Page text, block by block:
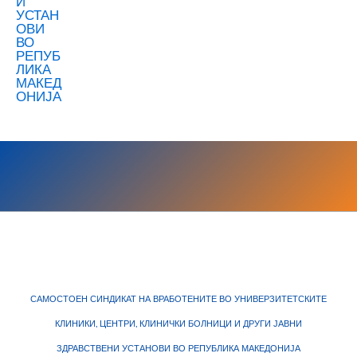
САМОСТОЕН СИНДИКАТ НА ВРАБОТЕНИТЕ ВО УНИВЕРЗИТЕТСКИТЕ
КЛИНИКИ, ЦЕНТРИ, КЛИНИЧКИ БОЛНИЦИ И ДРУГИ ЈАВНИ
ЗДРАВСТВЕНИ УСТАНОВИ ВО РЕПУБЛИКА МАКЕДОНИЈА